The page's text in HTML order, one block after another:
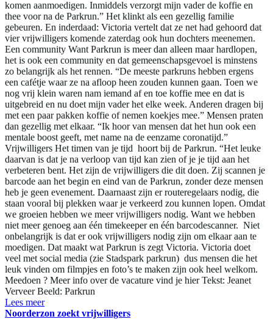
komen aanmoedigen. Inmiddels verzorgt mijn vader de koffie en
thee voor na de Parkrun.” Het klinkt als een gezellig familie
gebeuren. En inderdaad: Victoria vertelt dat ze net had gehoord dat
vier vrijwilligers komende zaterdag ook hun dochters meenemen.
Een community Want Parkrun is meer dan alleen maar hardlopen,
het is ook een community en dat gemeenschapsgevoel is minstens
zo belangrijk als het rennen. “De meeste parkruns hebben ergens
een cafétje waar ze na afloop heen zouden kunnen gaan. Toen we
nog vrij klein waren nam iemand af en toe koffie mee en dat is
uitgebreid en nu doet mijn vader het elke week. Anderen dragen bij
met een paar pakken koffie of nemen koekjes mee.” Mensen praten
dan gezellig met elkaar. “Ik hoor van mensen dat het hun ook een
mentale boost geeft, met name na de eenzame coronatijd.”
Vrijwilligers Het timen van je tijd hoort bij de Parkrun. “Het leuke
daarvan is dat je na verloop van tijd kan zien of je je tijd aan het
verbeteren bent. Het zijn de vrijwilligers die dit doen. Zij scannen je
barcode aan het begin en eind van de Parkrun, zonder deze mensen
heb je geen evenement. Daarnaast zijn er routeregelaars nodig, die
staan vooral bij plekken waar je verkeerd zou kunnen lopen. Omdat
we groeien hebben we meer vrijwilligers nodig. Want we hebben
niet meer genoeg aan één timekeeper en één barcodescanner. Niet
onbelangrijk is dat er ook vrijwilligers nodig zijn om elkaar aan te
moedigen. Dat maakt wat Parkrun is zegt Victoria. Victoria doet
veel met social media (zie Stadspark parkrun) dus mensen die het
leuk vinden om filmpjes en foto’s te maken zijn ook heel welkom.
Meedoen ? Meer info over de vacature vind je hier Tekst: Jeanet
Verveer Beeld: Parkrun
Lees meer
Noorderzon zoekt vrijwilligers